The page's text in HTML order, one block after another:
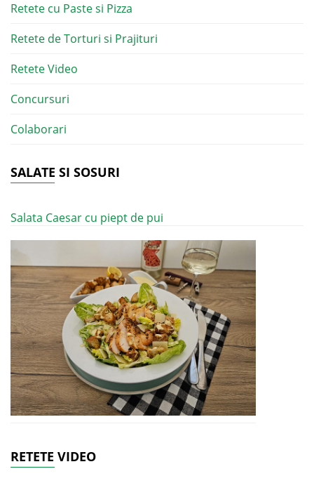
Retete cu Paste si Pizza
Retete de Torturi si Prajituri
Retete Video
Concursuri
Colaborari
SALATE SI SOSURI
Salata Caesar cu piept de pui
RETETE VIDEO